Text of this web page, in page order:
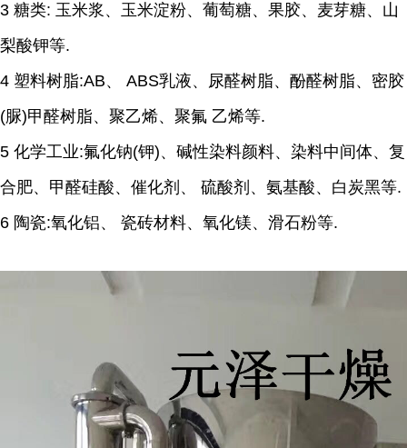
3 糖类: 玉米浆、玉米淀粉、葡萄糖、果胶、麦芽糖、山
梨酸钾等.
4 塑料树脂:AB、 ABS乳液、尿醛树脂、酚醛树脂、密胶
(脲)甲醛树脂、聚乙烯、聚氟 乙烯等.
5 化学工业:氟化钠(钾)、碱性染料颜料、染料中间体、复
合肥、甲醛硅酸、催化剂、 硫酸剂、氨基酸、白炭黑等.
6 陶瓷:氧化铝、 瓷砖材料、氧化镁、滑石粉等.